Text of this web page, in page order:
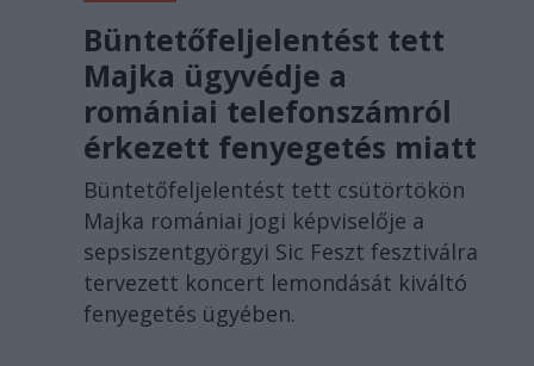
Büntetőfeljelentést tett
Majka ügyvédje a
romániai telefonszámról
érkezett fenyegetés miatt
Büntetőfeljelentést tett csütörtökön
Majka romániai jogi képviselője a
sepsiszentgyörgyi Sic Feszt fesztiválra
tervezett koncert lemondását kiváltó
fenyegetés ügyében.